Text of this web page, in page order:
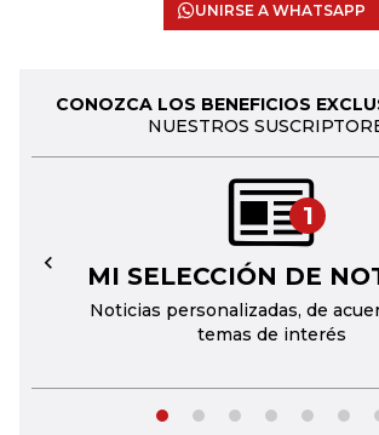
UNIRSE A WHATSAPP
CONOZCA LOS BENEFICIOS
NUESTROS
1
MI SELECCIÓN DE
Noticias personalizadas, de
temas de interés
←